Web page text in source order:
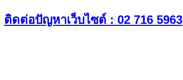
Skip
to
ติดต่อปัญหาเว็บไซต์ : 02 716 5963